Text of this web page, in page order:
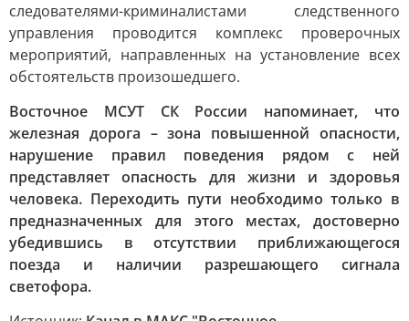
следователями-криминалистами следственного
управления проводится комплекс проверочных
мероприятий, направленных на установление всех
обстоятельств произошедшего.
Восточное МСУТ СК России напоминает, что
железная дорога – зона повышенной опасности,
нарушение правил поведения рядом с ней
представляет опасность для жизни и здоровья
человека. Переходить пути необходимо только в
предназначенных для этого местах, достоверно
убедившись в отсутствии приближающегося
поезда и наличии разрешающего сигнала
светофора.